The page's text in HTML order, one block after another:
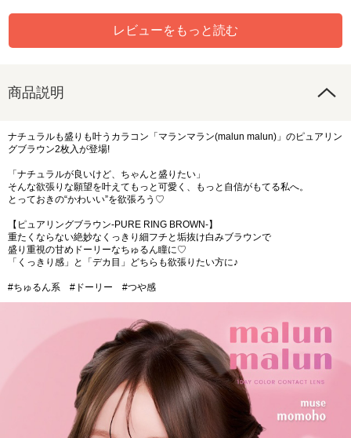
レビューをもっと読む
商品説明
ナチュラルも盛りも叶うカラコン「マランマラン(malun malun)」のピュアリン
グブラウン2枚入が登場!
「ナチュラルが良いけど、ちゃんと盛りたい」
そんな欲張りな願望を叶えてもっと可愛く、もっと自信がもてる私へ。
とっておきの“かわいい”を欲張ろう♡
【ピュアリングブラウン-PURE RING BROWN-】
重たくならない絶妙なくっきり細フチと垢抜け白みブラウンで
盛り重視の甘めドーリーなちゅるん瞳に♡
「くっきり感」と「デカ目」どちらも欲張りたい方に♪
#ちゅるん系 #ドーリー #つや感